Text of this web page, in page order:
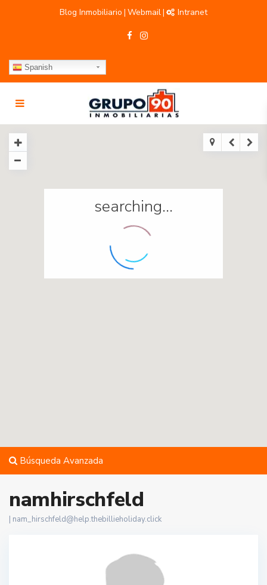
Blog Inmobiliario | Webmail| Intranet
Spanish
searching...
Búsqueda Avanzada
namhirschfeld
nam_hirschfeld@help.thebillieholiday.click